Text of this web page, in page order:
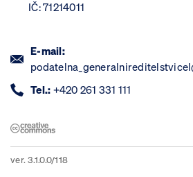
IČ: 71214011
E-mail:
Tel.: +420 261 331 111
ver. 3.1.0.0/118